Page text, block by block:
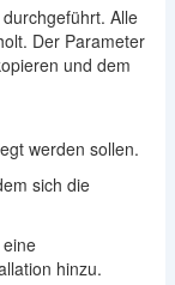
Alle
Der Parameter
und dem
werden sollen.
sich die
hinzu.